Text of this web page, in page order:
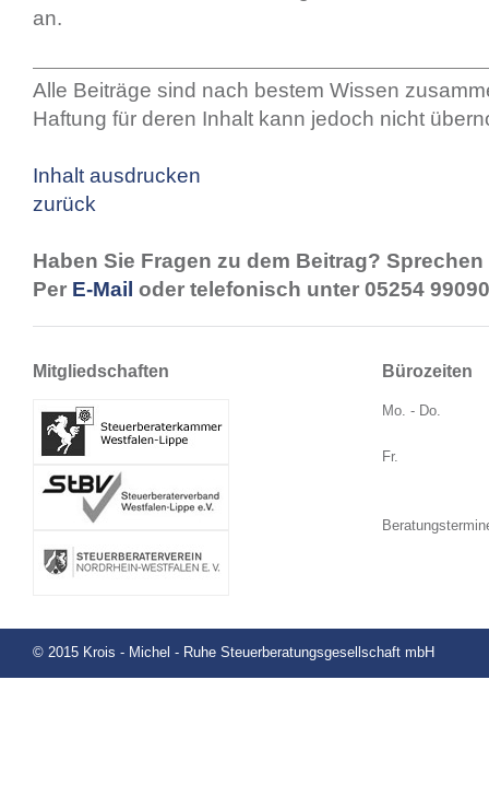
an.
Alle Beiträge sind nach bestem Wissen
Haftung für deren Inhalt kann jedoch nicht
Inhalt ausdrucken
zurück
Haben Sie Fragen zu dem Beitrag?
Per E-Mail oder telefonisch unter 05254
Mitgliedschaften Bürozeiten
Mo. - Do.
Fr.
© 2015 Krois - Michel - Ruhe Steuerberatungsgesellschaft mbH